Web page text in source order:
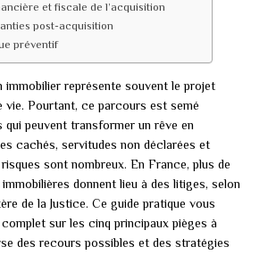
et fiscale de l’acquisition
post-acquisition
préventif
immobilier représente souvent le projet
vie. Pourtant, ce parcours est semé
qui peuvent transformer un rêve en
cachés, servitudes non déclarées et
sont nombreux. En France, plus de
donnent lieu à des litiges, selon
de la Justice. Ce guide pratique vous
sur les cinq principaux pièges à
des recours possibles et des stratégies